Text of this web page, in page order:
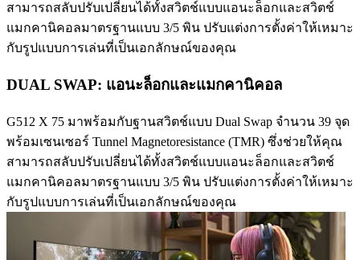
สามารถสลับปรับเปลี่ยนได้ทั้งสวิตช์แบบแอนะล็อกและสวิตช์
แมกคานิคอลมาตรฐานแบบ 3/5 พิน ปรับแต่งการตั้งค่าให้เหมาะ
กับรูปแบบการเล่นที่เป็นเอกลักษณ์ของคุณ
DUAL SWAP: แอนะล็อกและแมกคานิคอล
G512 X 75 มาพร้อมกับฐานสวิตช์แบบ Dual Swap จำนวน 39 จุด
พร้อมเซนเซอร์ Tunnel Magnetoresistance (TMR) ซึ่งช่วยให้คุณ
สามารถสลับปรับเปลี่ยนได้ทั้งสวิตช์แบบแอนะล็อกและสวิตช์
แมกคานิคอลมาตรฐานแบบ 3/5 พิน ปรับแต่งการตั้งค่าให้เหมาะ
กับรูปแบบการเล่นที่เป็นเอกลักษณ์ของคุณ